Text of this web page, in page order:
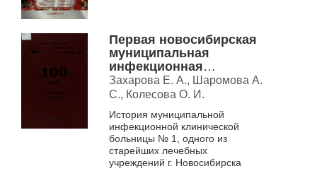
Первая новосибирская
муниципальная
инфекционная
клиническая больница,
1904-2004
Захарова Е. А., Шаромова А.
С., Колесова О. И.
История муниципальной
инфекционной клинической
больницы № 1, одного из
старейших лечебных
учреждений г. Новосибирска